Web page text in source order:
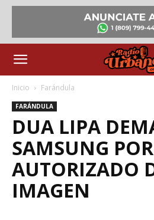
Inicio Farándula
FARÁNDULA
DUA LIPA
SAMSUNG
AUTORIZADO
IMAGEN